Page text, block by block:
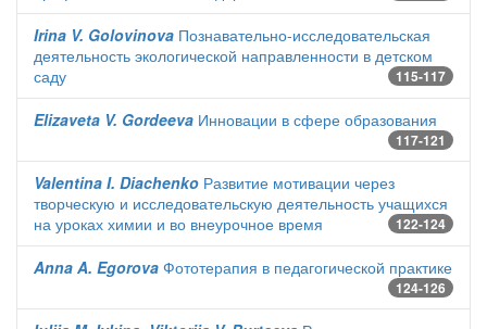
Irina V. Golovinova Познавательно-исследовательская
деятельность экологической направленности в детском
саду
115-117
Elizaveta V. Gordeeva Инновации в сфере образования
117-121
Valentina I. Diachenko Развитие мотивации через
творческую и исследовательскую деятельность учащихся
на уроках химии и во внеурочное время
122-124
Anna A. Egorova Фототерапия в педагогической практике
124-126